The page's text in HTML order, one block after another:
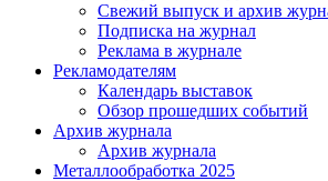
Свежий выпуск и архив
Подписка на журнал
Реклама в журнале
Рекламодателям
Календарь выставок
Обзор прошедших событий
Архив журнала
Архив журнала
Металлообработка 2025